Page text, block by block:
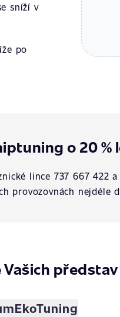
sníží v
po
o 20 %
lince 737 667 422
provozovnách nejdéle
představ
EkoTuning